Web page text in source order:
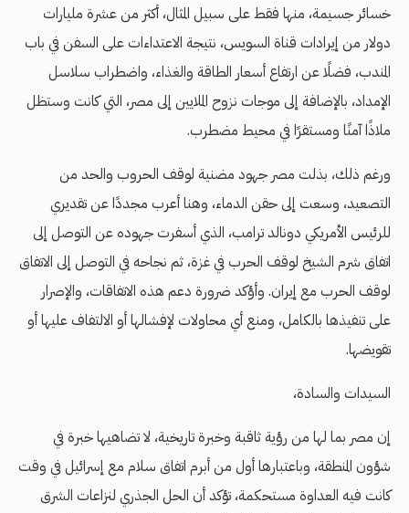
خسائر جسيمة، منها فقط على سبيل المثال، أكثر من عشرة مليارات
دولار من إيرادات قناة السويس، نتيجة الاعتداءات على السفن في باب
المندب، فضلًا عن ارتفاع أسعار الطاقة والغذاء، واضطراب سلاسل
الإمداد، بالإضافة إلى موجات نزوح الملايين إلى مصر، التي كانت وستظل
ملاذًا آمنًا ومستقرًا في محيط مضطرب.
ورغم ذلك، بذلت مصر جهود مضنية لوقف الحروب والحد من
التصعيد، وسعت إلى حقن الدماء، وهنا أعرب مجددًا عن تقديري
للرئيس الأمريكي دونالد ترامب، الذي أسفرت جهوده عن التوصل إلى
اتفاق شرم الشيخ لوقف الحرب في غزة، ثم نجاحه في التوصل إلى الاتفاق
لوقف الحرب مع إيران. وأؤكد ضرورة دعم هذه الاتفاقات، والإصرار
على تنفيذها بالكامل، ومنع أي محاولات لإفشالها أو الالتفاف عليها أو
تقويضها.
السيدات والسادة،
إن مصر بما لها من رؤية ثاقبة وخبرة تاريخية، لا تضاهيها خبرة في
شؤون المنطقة، وباعتبارها أول من أبرم اتفاق سلام مع إسرائيل في وقت
كانت فيه العداوة مستحكمة، تؤكد أن الحل الجذري لنزاعات الشرق